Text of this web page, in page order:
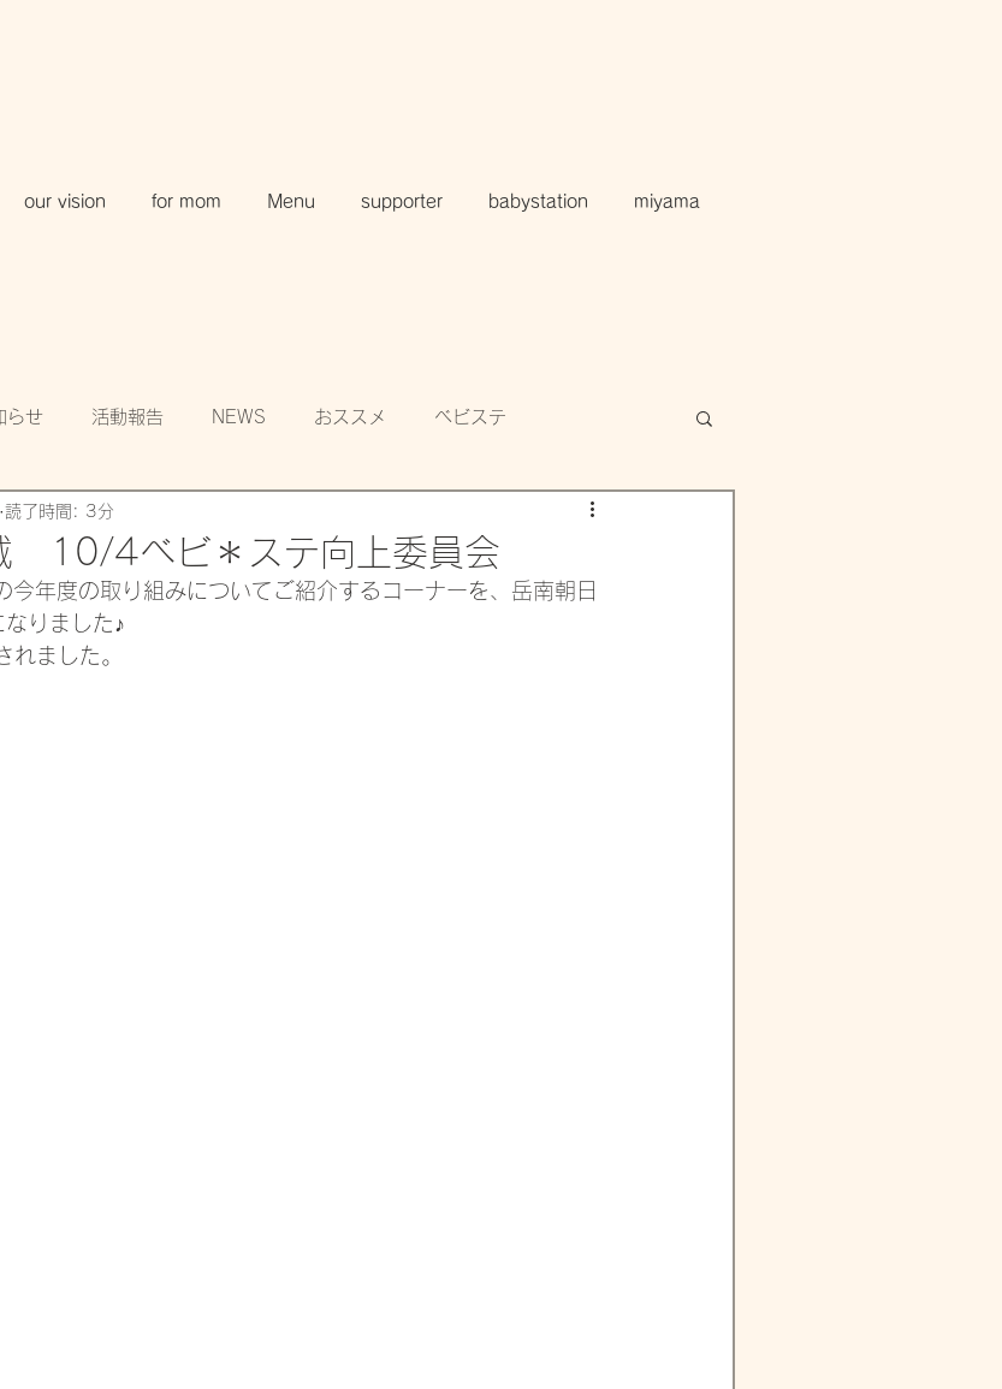
our vision for mom Menu supporter babystation miyama
らせ 活動報告 NEWS おススメ ベビステ
助会員
10/4ベビ＊ステ向上委員会
読了時間: 3分
年度の取り組みについてご紹介するコーナーを、岳南朝日
りました♪
ました。